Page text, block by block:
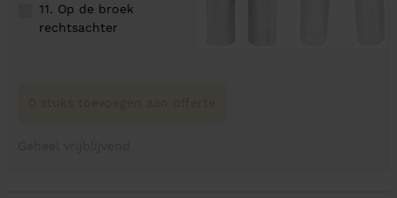
11. Op de broek
rechtsachter